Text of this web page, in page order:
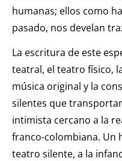
humanas; ellos como
pasado, nos develan
La escritura de este
teatral, el teatro físico,
música original y la
silentes que
intimista cercano a la
franco-colombiana. Un
teatro silente, a la